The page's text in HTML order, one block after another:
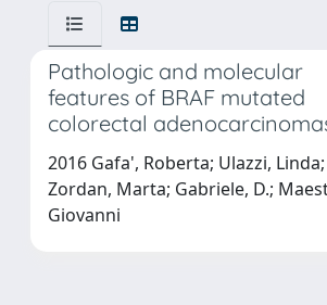
Pathologic and molecular
features of BRAF mutated
colorectal
2016 Gafa', Roberta; Ulazzi,
Zordan, Marta; Gabriele, D.;
Giovanni